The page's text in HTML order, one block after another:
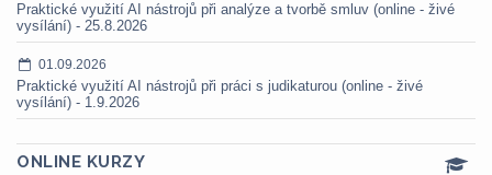
Praktické využití AI nástrojů při analýze a tvorbě smluv (online - živé
vysílání) - 25.8.2026
01.09.2026
Praktické využití AI nástrojů při práci s judikaturou (online - živé
vysílání) - 1.9.2026
ONLINE KURZY